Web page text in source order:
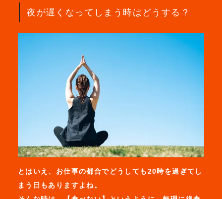
夜が遅くなってしまう時はどうする？
とはいえ、お仕事の都合でどうしても20時を過ぎてし
まう日もありますよね。